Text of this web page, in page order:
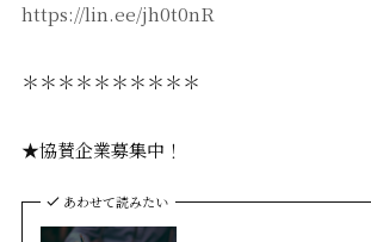
https://lin.ee/jh0t0nR
＊＊＊＊＊＊＊＊＊＊
★協賛企業募集中！
あわせて読みたい